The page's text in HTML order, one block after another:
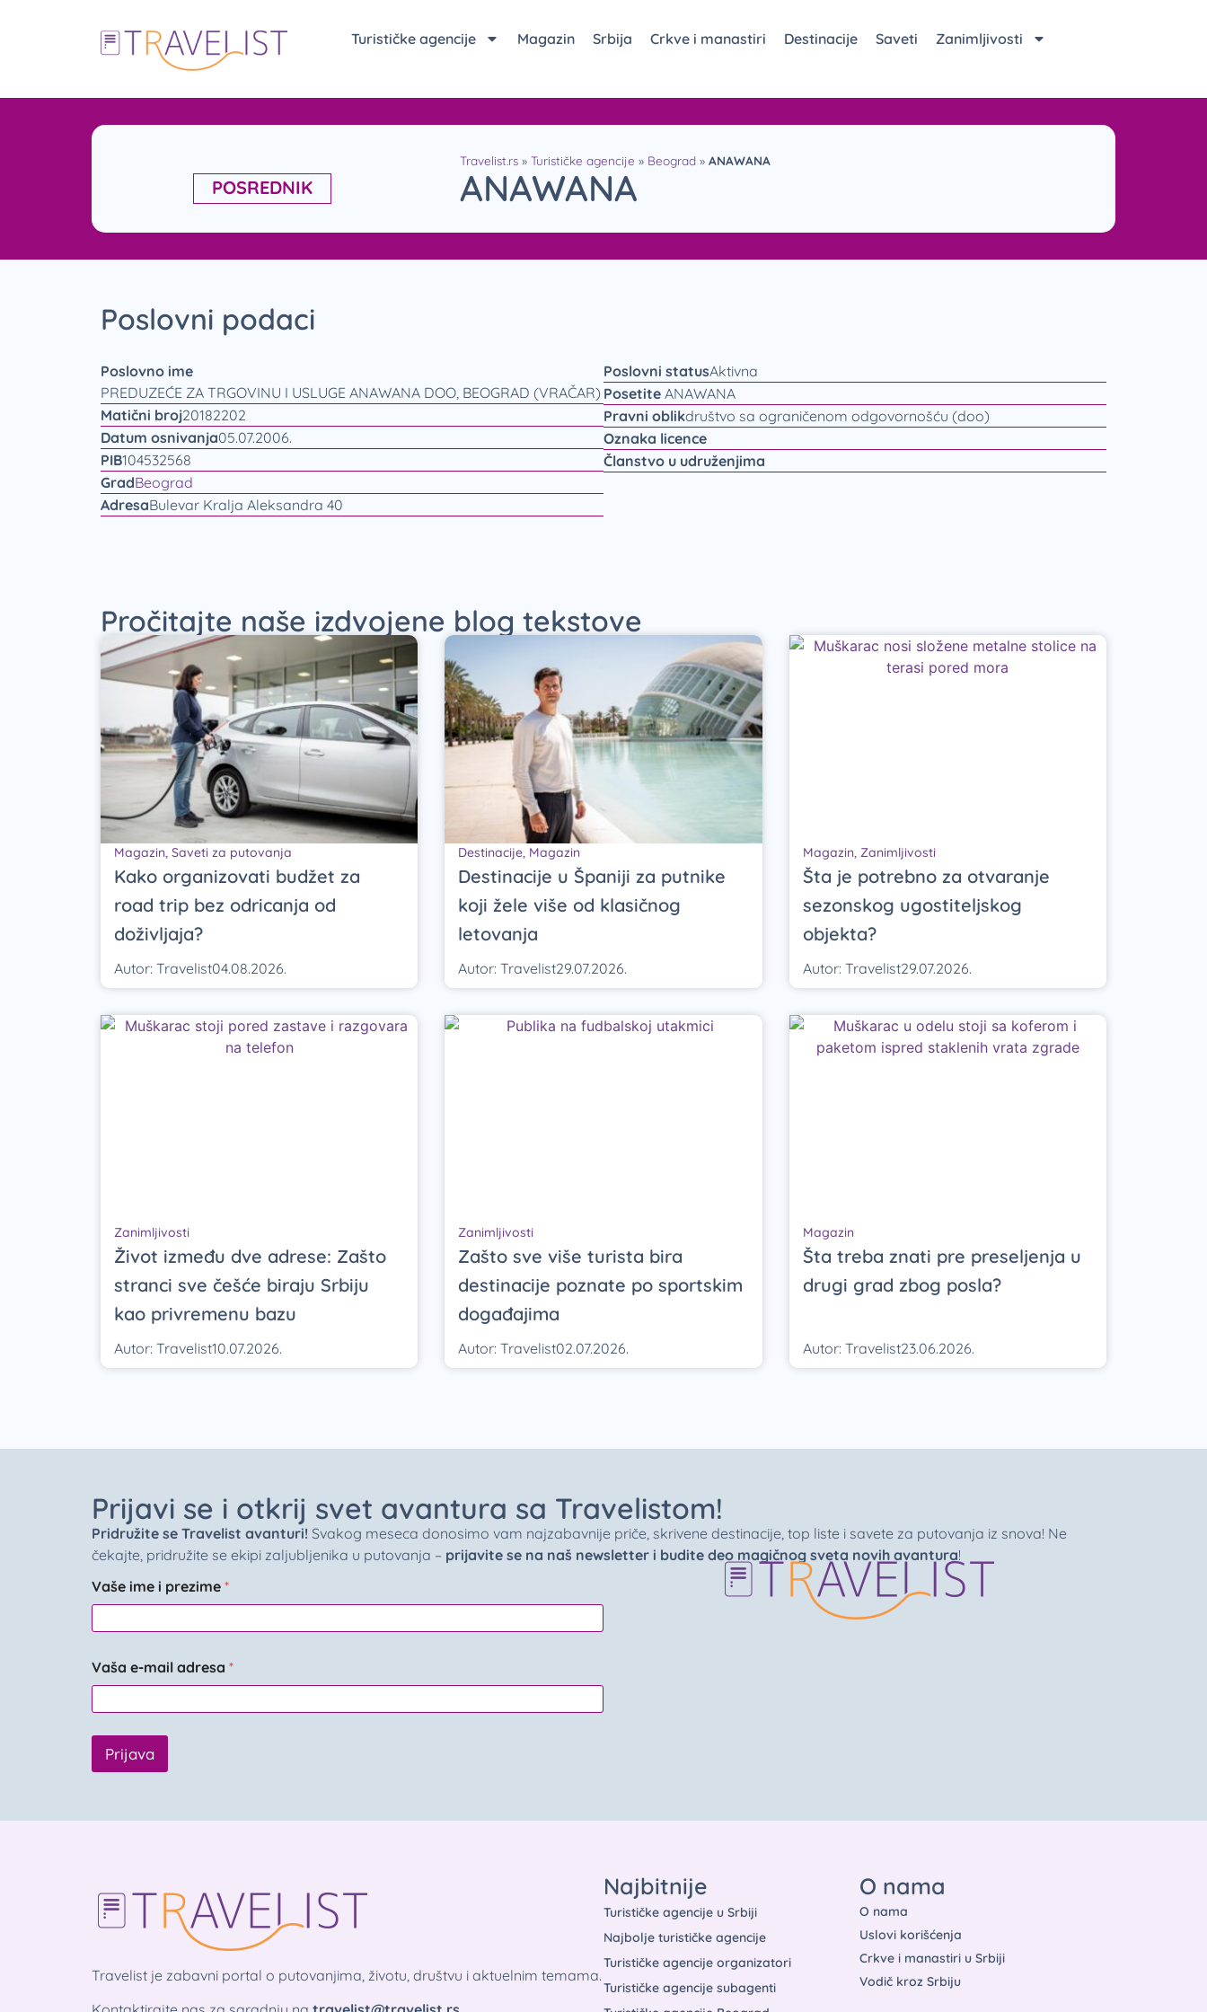
Turističke agencije Magazin Srbija Crkve i manastiri Destinacije Saveti Zanimljivosti
POSREDNIK
Travelist.rs» Turističke agencije » Beograd» ANAWANA
ANAWANA
Poslovni podaci
Poslovno ime
PREDUZEĆE ZA TRGOVINU I USLUGE ANAWANA DOO, BEOGRAD (VRAČAR)
Matični broj20182202
Datum osnivanja05.07.2006.
PIB104532568
GradBeograd
AdresaBulevar Kralja Aleksandra 40
Poslovni statusAktivna
Posetite ANAWANA
Pravni oblikdruštvo sa ograničenom odgovornošću (doo)
Oznaka licence
Članstvo u udruženjima
Pročitajte naše izdvojene blog tekstove
Magazin, Saveti za putovanja
Kako organizovati budžet za
road trip bez odricanja od
doživljaja?
Autor: Travelist04.08.2026.
Destinacije, Magazin
Destinacije u Španiji za putnike
koji žele više od klasičnog
letovanja
Autor: Travelist29.07.2026.
Magazin, Zanimljivosti
Šta je potrebno za otvaranje
sezonskog ugostiteljskog
objekta?
Autor: Travelist29.07.2026.
Zanimljivosti
Život između dve adrese: Zašto
stranci sve češće biraju Srbiju
kao privremenu bazu
Autor: Travelist10.07.2026.
Zanimljivosti
Zašto sve više turista bira
destinacije poznate po sportskim
događajima
Autor: Travelist02.07.2026.
Magazin
Šta treba znati pre preseljenja u
drugi grad zbog posla?
Autor: Travelist23.06.2026.
Prijavi se i otkrij svet avantura sa Travelistom!
Pridružite se Travelist avanturi! Svakog meseca donosimo vam najzabavnije priče, skrivene destinacije, top liste i savete za putovanja iz snova! Ne
čekajte, pridružite se ekipi zaljubljenika u putovanja – prijavite se na naš newsletter i budite deo magičnog sveta novih avantura!
Vaše ime i prezime *
Vaša e-mail adresa *
Prijava
Travelist je zabavni portal o putovanjima, životu, društvu i aktuelnim temama.
Najbitnije
Turističke agencije u Srbiji
Najbolje turističke agencije
Turističke agencije organizatori
Turističke agencije subagenti
O nama
O nama
Uslovi korišćenja
Crkve i manastiri u Srbiji
Vodič kroz Srbiju